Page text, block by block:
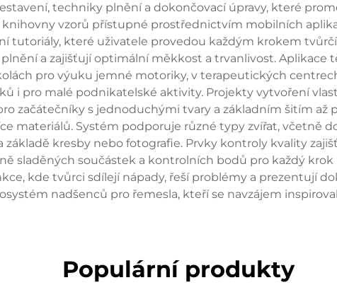
techniky plnění a dokončovací úpravy, které
vzorů přístupné prostřednictvím mobilních
tutoriály, které uživatele provedou každým krokem
a zajišťují optimální měkkost a trvanlivost. Aplikace
pro výuku jemné motoriky, v terapeutických
i pro malé podnikatelské aktivity. Projekty vytvoření
začátečníky s jednoduchými tvary a základním šitím až
materiálů. Systém podporuje různé typy zvířat, včetně
základě kresby nebo fotografie. Prvky kontroly kvality
sladěných součástek a kontrolních bodů pro každý
kde tvůrci sdílejí nápady, řeší problémy a prezentují
nadšenců pro řemesla, kteří se navzájem
Populární produkty